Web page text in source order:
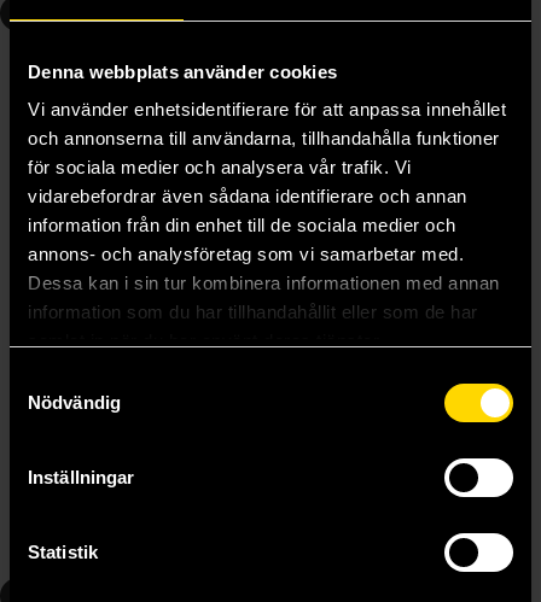
Denna webbplats använder cookies
Vi använder enhetsidentifierare för att anpassa innehållet
och annonserna till användarna, tillhandahålla funktioner
för sociala medier och analysera vår trafik. Vi
vidarebefordrar även sådana identifierare och annan
information från din enhet till de sociala medier och
annons- och analysföretag som vi samarbetar med.
Dessa kan i sin tur kombinera informationen med annan
information som du har tillhandahållit eller som de har
Nödvändig
Inställningar
Statistik
4
Svalans torn
269 kr
Beställ
5